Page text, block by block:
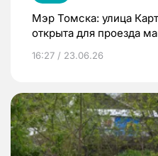
Мэр Томска: улица
открыта для проезда
16:27 / 23.06.26